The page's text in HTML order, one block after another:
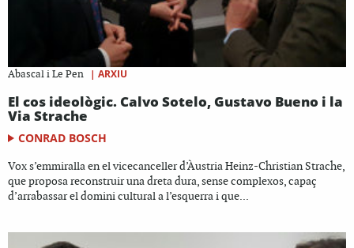
Abascal i Le Pen | ARXIU
El cos ideològic. Calvo Sotelo, Gustavo Bueno i la
Via Strache
CONRAD BOSCH
Vox s’emmiralla en el vicecanceller d’Àustria Heinz-Christian Strache,
que proposa reconstruir una dreta dura, sense complexos, capaç
d’arrabassar el domini cultural a l’esquerra i que...